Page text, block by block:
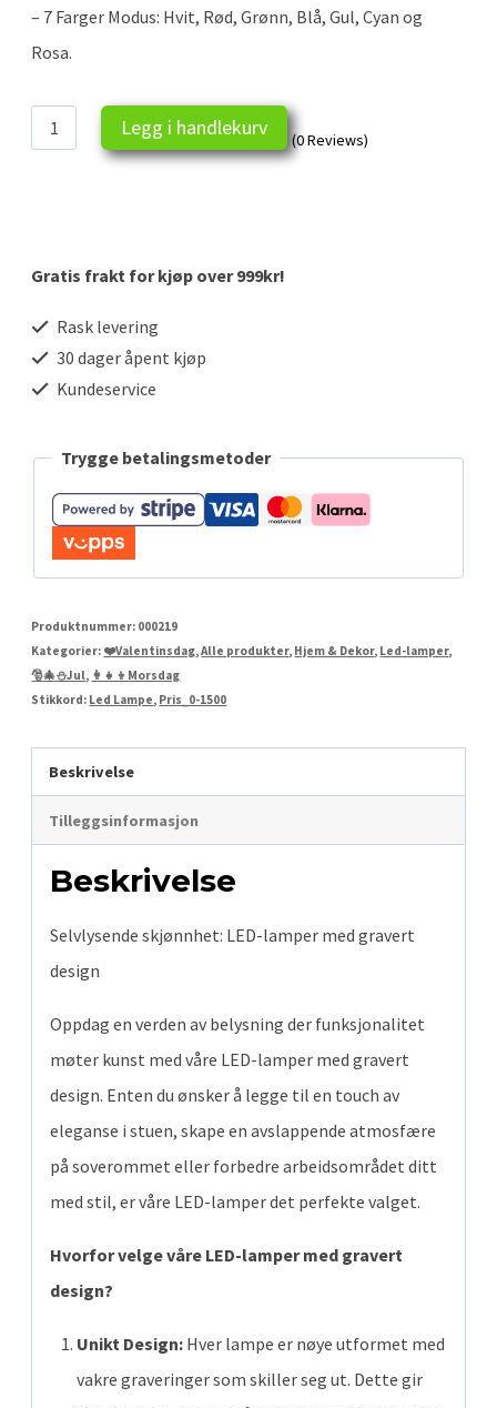
– 7 Farger Modus: Hvit, Rød, Grønn, Blå, Gul, Cyan og
Rosa.
Eiffeltårnet
illusjonslampe
Legg i handlekurv
(0 Reviews)
Gratis frakt for kjøp over 999kr!
Rask levering
30 dager åpent kjøp
Kundeservice
Trygge betalingsmetoder
Produktnummer: 000219
Kategorier: ❤️Valentinsdag,Alle produkter, Hjem & Dekor, Led-lamper,
🎅🎄⛄Jul, 👩‍👧‍👦Morsdag
Stikkord: Led Lampe, Pris_0-1500
Beskrivelse
Tilleggsinformasjon
Beskrivelse
Selvlysende skjønnhet: LED-lamper med gravert
design
Oppdag en verden av belysning der funksjonalitet
møter kunst med våre LED-lamper med gravert
design. Enten du ønsker å legge til en touch av
eleganse i stuen, skape en avslappende atmosfære
på soverommet eller forbedre arbeidsområdet ditt
med stil, er våre LED-lamper det perfekte valget.
Hvorfor velge våre LED-lamper med gravert
design?
Unikt Design: Hver lampe er nøye utformet med
vakre graveringer som skiller seg ut. Dette gir